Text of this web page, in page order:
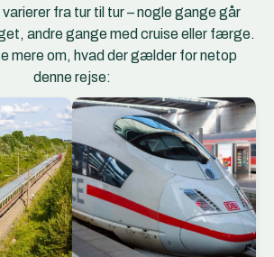
fra tur til tur – nogle gange går
andre gange med cruise eller færge.
mere om, hvad der gælder for netop
denne rejse:
EC Togene
EuroCity (EC) er et
netværk af
internationale
hurtigtog, der forbinder
storbyer og regioner på